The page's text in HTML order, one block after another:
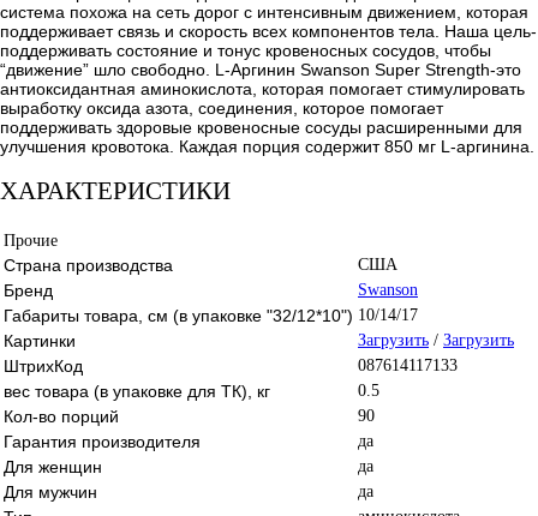
система похожа на сеть дорог с интенсивным движением, которая
поддерживает связь и скорость всех компонентов тела. Наша цель-
поддерживать состояние и тонус кровеносных сосудов, чтобы
“движение” шло свободно. L-Аргинин Swanson Super Strength-это
антиоксидантная аминокислота, которая помогает стимулировать
выработку оксида азота, соединения, которое помогает
поддерживать здоровые кровеносные сосуды расширенными для
улучшения кровотока. Каждая порция содержит 850 мг L-аргинина.
ХАРАКТЕРИСТИКИ
Прочие
Страна производства США
Бренд Swanson
Габариты товара, см (в упаковке "32/12*10") 10/14/17
Картинки Загрузить / Загрузить
ШтрихКод 087614117133
вес товара (в упаковке для ТК), кг 0.5
Кол-во порций 90
Гарантия производителя да
Для женщин да
Для мужчин да